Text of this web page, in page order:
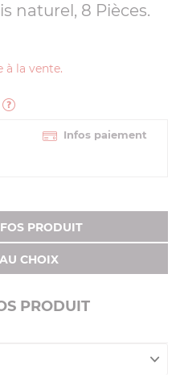
naturel, 8 Pièces.
à la vente.
Infos paiement
PRODUIT
CHOIX
PRODUIT